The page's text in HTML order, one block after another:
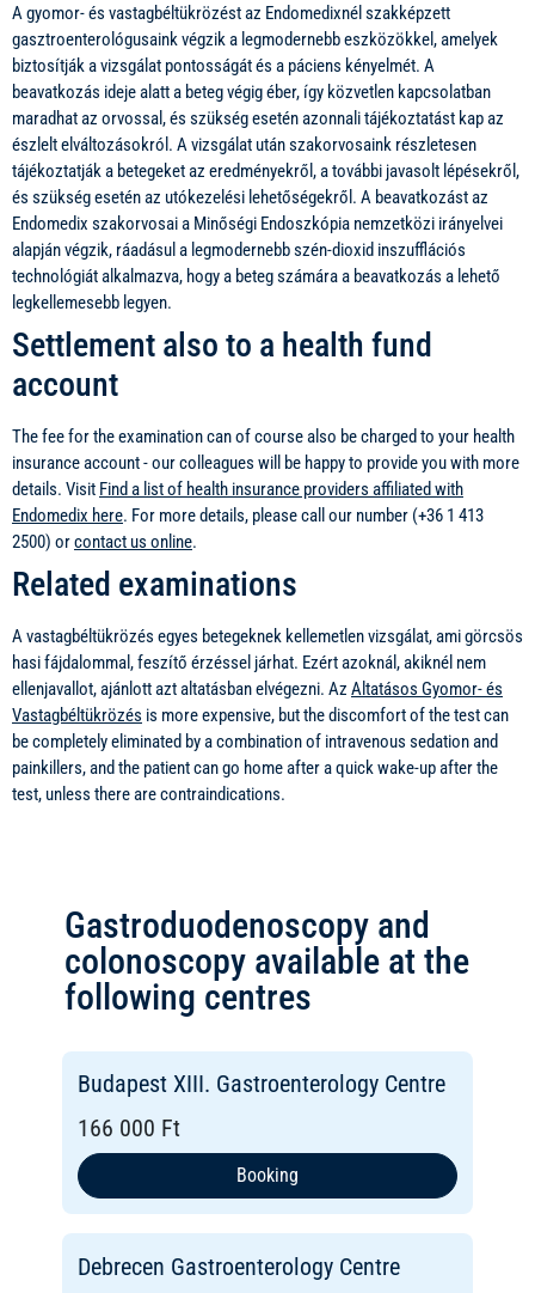
A gyomor- és vastagbéltükrözést az Endomedixnél szakképzett
gasztroenterológusaink végzik a legmodernebb eszközökkel, amelyek
biztosítják a vizsgálat pontosságát és a páciens kényelmét. A
beavatkozás ideje alatt a beteg végig éber, így közvetlen kapcsolatban
maradhat az orvossal, és szükség esetén azonnali tájékoztatást kap az
észlelt elváltozásokról. A vizsgálat után szakorvosaink részletesen
tájékoztatják a betegeket az eredményekről, a további javasolt lépésekről,
és szükség esetén az utókezelési lehetőségekről. A beavatkozást az
Endomedix szakorvosai a Minőségi Endoszkópia nemzetközi irányelvei
alapján végzik, ráadásul a legmodernebb szén-dioxid inszufflációs
technológiát alkalmazva, hogy a beteg számára a beavatkozás a lehető
legkellemesebb legyen.
Settlement also to a health fund
account
The fee for the examination can of course also be charged to your health
insurance account - our colleagues will be happy to provide you with more
details. Visit Find a list of health insurance providers affiliated with
Endomedix here. For more details, please call our number (+36 1 413
2500) orcontact us online.
Related examinations
A vastagbéltükrözés egyes betegeknek kellemetlen vizsgálat, ami görcsös
hasi fájdalommal, feszítő érzéssel járhat. Ezért azoknál, akiknél nem
ellenjavallot, ajánlott azt altatásban elvégezni. Az Altatásos Gyomor- és
Vastagbéltükrözés is more expensive, but the discomfort of the test can
be completely eliminated by a combination of intravenous sedation and
painkillers, and the patient can go home after a quick wake-up after the
test, unless there are contraindications.
Gastroduodenoscopy and
colonoscopy available at the
following centres
Budapest XIII. Gastroenterology Centre
166 000 Ft
Booking
Debrecen Gastroenterology Centre